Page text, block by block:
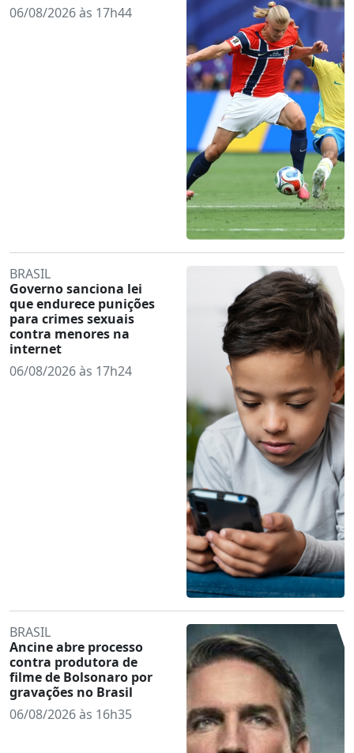
06/08/2026 às 17h44
BRASIL
Governo sanciona lei
que endurece punições
para crimes sexuais
contra menores na
internet
06/08/2026 às 17h24
BRASIL
Ancine abre processo
contra produtora de
filme de Bolsonaro por
gravações no Brasil
06/08/2026 às 16h35